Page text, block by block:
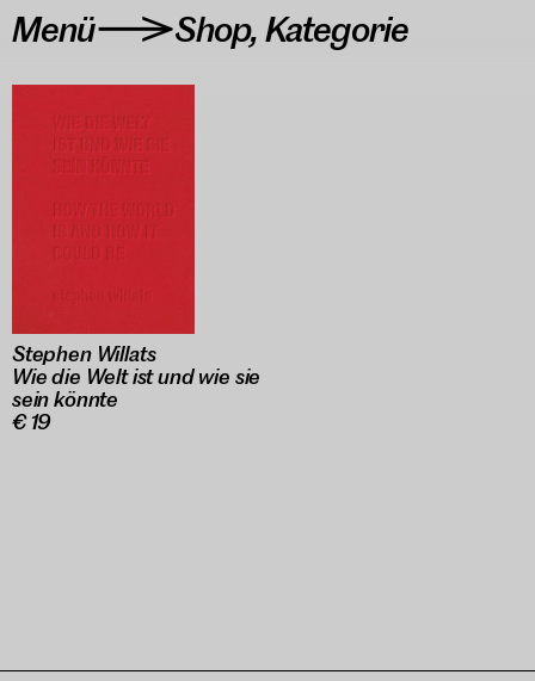
Menü>Shop, Kategorie
Stephen Willats
Wie die Welt ist und wie sie
sein könnte
€ 19